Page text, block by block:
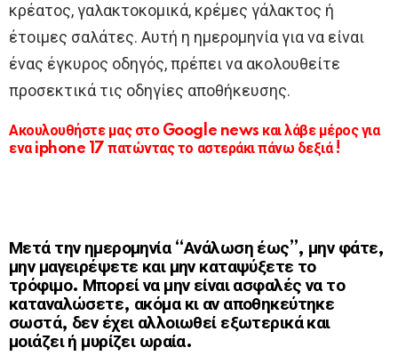
κρέατος, γαλακτοκομικά, κρέμες γάλακτος ή
έτοιμες σαλάτες. Αυτή η ημερομηνία για να είναι
ένας έγκυρος οδηγός, πρέπει να ακολουθείτε
προσεκτικά τις οδηγίες αποθήκευσης.
Ακουλουθήστε μας στο Google news και λάβε μέρος για
ενα iphone 17 πατώντας το αστεράκι πάνω δεξιά !
Μετά την ημερομηνία “Ανάλωση έως”, μην φάτε,
μην μαγειρέψετε και μην καταψύξετε το
τρόφιμο. Μπορεί να μην είναι ασφαλές να το
καταναλώσετε, ακόμα κι αν αποθηκεύτηκε
σωστά, δεν έχει αλλοιωθεί εξωτερικά και
μοιάζει ή μυρίζει ωραία.